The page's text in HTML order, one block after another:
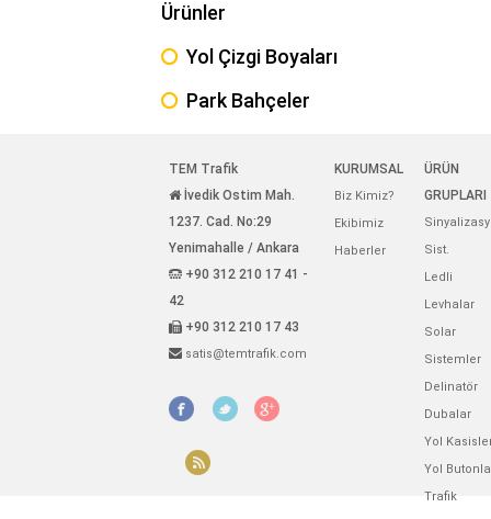
Ürünler
Yol Çizgi Boyaları
Park Bahçeler
TEM Trafik
İvedik Ostim Mah.
1237. Cad. No:29
Yenimahalle / Ankara
+90 312 210 17 41 -
42
+90 312 210 17 43
satis@temtrafik.com
KURUMSAL
Biz Kimiz?
Ekibimiz
Haberler
ÜRÜN
GRUPLARI
Sist.
Ledli
Levhalar
Solar
Sistemler
Delinatör
Dubalar
Yol
Yol
Trafik